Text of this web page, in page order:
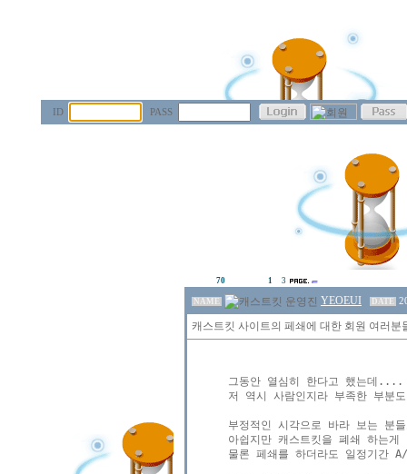
ID PASS
70 1 3
NAME YEOEUI DATE
캐스트킷 사이트의 페쇄에 대한 회원 여러분
그동안 열심히 한다고 했는데
저 역시 사람인지라 부족한 부분
부정적인 시각으로 바라 보는
아쉽지만 캐스트킷을 폐쇄 하는
물론 페쇄를 하더라도 일정기간